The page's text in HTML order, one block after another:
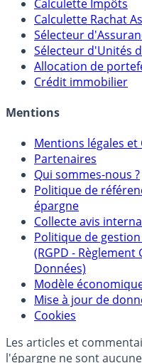
Calculateur d'intérêts
Calculette Impôts
Calculette Rachat
Sélecteur
Sélecteur d'Unités
Allocation de
Mentions légales et
Partenaires
Qui sommes-nous ?
Politique de
épargne
Collecte avis
Politique de
(RGPD - Règlement
Données)
Modèle
Mise à jour de
Cookies